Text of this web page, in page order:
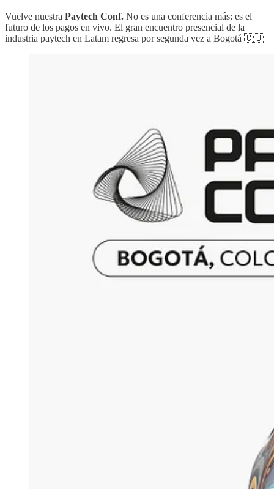
Vuelve nuestra Paytech Conf. No es una conferencia más: es el
futuro de los pagos en vivo. El gran encuentro presencial de la
industria paytech en Latam regresa por segunda vez a Bogotá 🇨🇴